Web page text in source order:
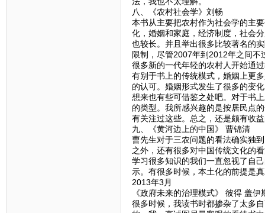
八、《农村社会学》刘畅
本书从主要把农村作为社会学的主
化，婚姻和家庭，经济制度，社会
也较长。并且举出很多比较著名的
限制，尽管2007年到2012年之间
很多新的一代年轻的农村人开始通
有别于书上的传统模式，婚姻上更
的认可。婚姻形式发生了很多的变
想来也有些可借鉴之处吧。对于书
的类型。我所感兴趣的是按居民点
有关注过这些。总之，还是颇有收
九、《黄河边上的中国》 曹锦清
曹先生对于三农问题的看法确实独
之外，还有很多对中国传统文化的
学习很多知识的我们一直忽视了自
示。有很多时候，本土化的前提是
2013年3月
《政府未来的治理模式》 彼得 盖伊
很多时候，我读书时都掺杂了太多